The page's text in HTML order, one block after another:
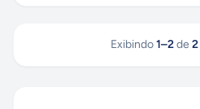
Exibindo 1–2 de 2